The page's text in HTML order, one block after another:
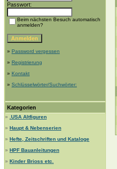
Passwort:
Beim nächsten Besuch automatisch
anmelden?
» Password vergessen
» Registrierung
» Kontakt
» Schlüsselwörter/Suchwörter:
Kategorien
»
.USA Altfiguren
» Haupt & Nebenserien
» Hefte, Zeitschriften und Kataloge
» HPF Bauanleitungen
» Kinder Brioss etc.